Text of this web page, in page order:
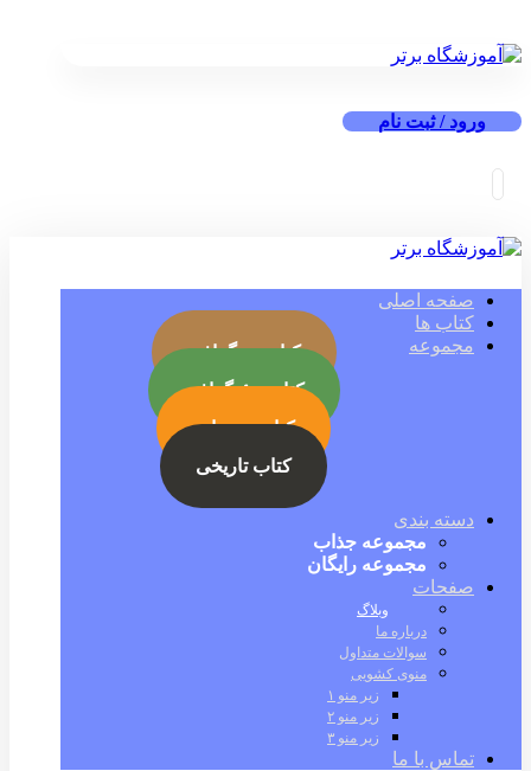
ورود / ثبت نام
صفحه اصلی
کتاب ها
مجموعه
کتاب بیوگرافی
کتاب جئوگرافی
کتاب رمز ارز
کتاب تاریخی
دسته بندی
مجموعه جذاب
مجموعه رایگان
صفحات
وبلاگ
درباره ما
سوالات متداول
منوی کشویی
زیر منو ۱
زیر منو ۲
زیر منو ۳
تماس با ما